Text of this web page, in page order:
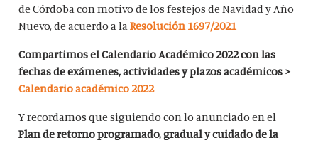
de Córdoba con motivo de los festejos de Navidad y Año
Nuevo, de acuerdo a laResolución 1697/2021
Compartimos el Calendario Académico 2022 con las
fechas de exámenes, actividades y plazos académicos >
Calendario académico 2022
Y recordamos que siguiendo con lo anunciado en el
Plan de retorno programado, gradual y cuidado de la